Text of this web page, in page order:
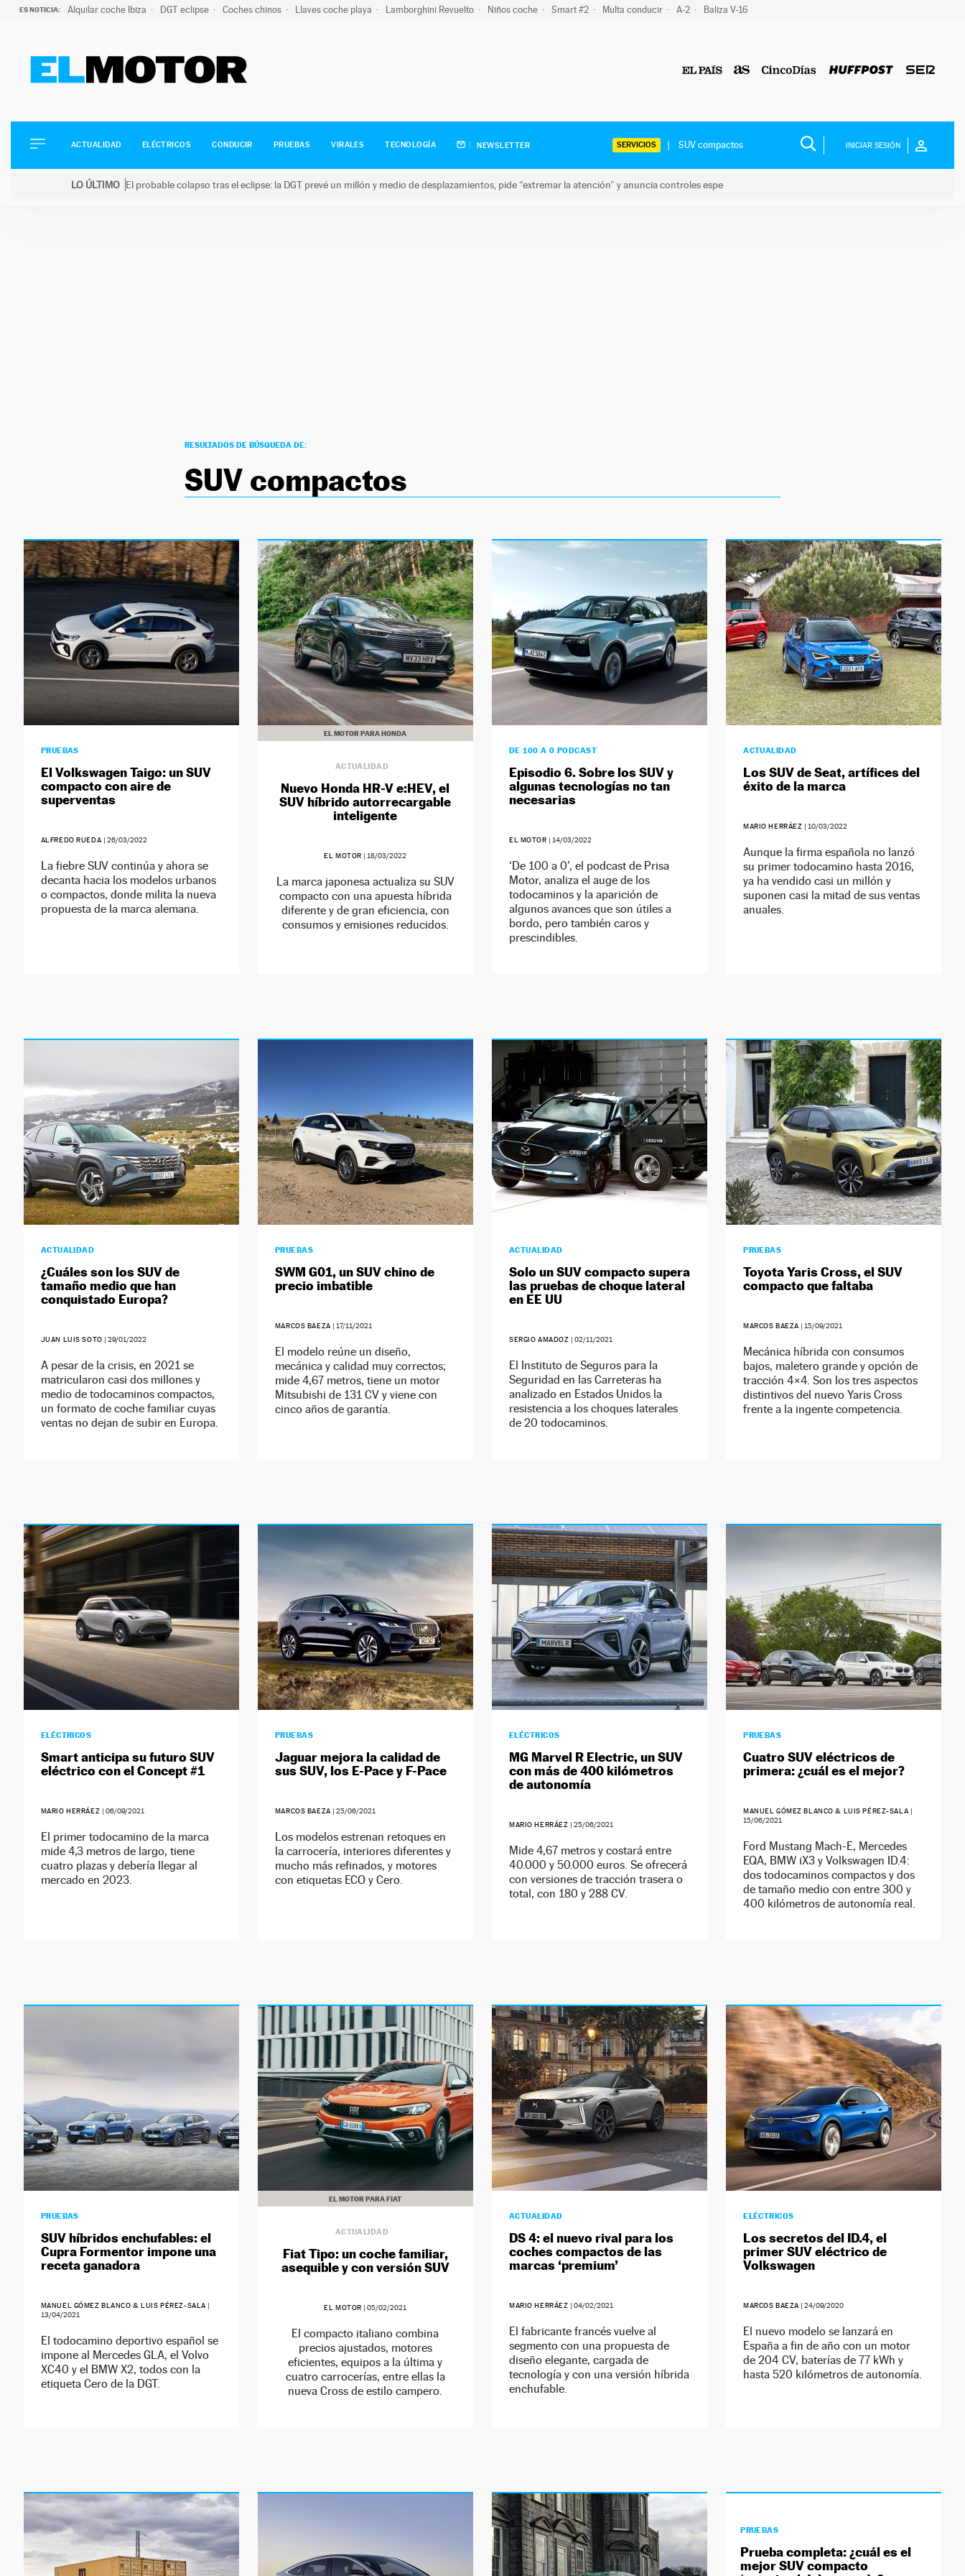
ES NOTICIA: Alquilar coche Ibiza DGT eclipse Coches chinos Llaves coche playa Lamborghini Revuelto Niños coche Smart #2 Multa conducir A-2 Baliza V-16
ELÉCTRICOS
CONDUCIR
ACTUALIDAD ELÉCTRICOS CONDUCIR PRUEBAS VIRALES TECNOLOGÍA NEWSLETTER SERVICIOS INICIAR SESIÓN
LO ÚLTIMO El probable colapso tras el eclipse: la DGT prevé un millón y medio de desplazamientos, pide “extremar la atención” y anuncia controles espe
RESULTADOS DE BÚSQUEDA DE:
SUV compactos
PRUEBAS
El Volkswagen Taigo: un SUV
compacto con aire de
superventas
ALFREDO RUEDA | 26/03/2022
La fiebre SUV continúa y ahora se
decanta hacia los modelos urbanos
o compactos, donde milita la nueva
propuesta de la marca alemana.
EL MOTOR PARA HONDA
ACTUALIDAD
Nuevo Honda HR-V e:HEV, el
SUV híbrido autorrecargable
inteligente
EL MOTOR | 18/03/2022
La marca japonesa actualiza su SUV
compacto con una apuesta híbrida
diferente y de gran eficiencia, con
consumos y emisiones reducidos.
DE 100 A 0 PODCAST
Episodio 6. Sobre los SUV y
algunas tecnologías no tan
necesarias
EL MOTOR | 14/03/2022
‘De 100 a 0’, el podcast de Prisa
Motor, analiza el auge de los
todocaminos y la aparición de
algunos avances que son útiles a
bordo, pero también caros y
prescindibles.
ACTUALIDAD
Los SUV de Seat, artífices del
éxito de la marca
MARIO HERRÁEZ | 10/03/2022
Aunque la firma española no lanzó
su primer todocamino hasta 2016,
ya ha vendido casi un millón y
suponen casi la mitad de sus ventas
anuales.
ACTUALIDAD
¿Cuáles son los SUV de
tamaño medio que han
conquistado Europa?
JUAN LUIS SOTO |29/01/2022
A pesar de la crisis, en 2021 se
matricularon casi dos millones y
medio de todocaminos compactos,
un formato de coche familiar cuyas
ventas no dejan de subir en Europa.
PRUEBAS
SWM G01, un SUV chino de
precio imbatible
MARCOS BAEZA | 17/11/2021
El modelo reúne un diseño,
mecánica y calidad muy correctos;
mide 4,67 metros, tiene un motor
Mitsubishi de 131 CV y viene con
cinco años de garantía.
ACTUALIDAD
Solo un SUV compacto supera
las pruebas de choque lateral
en EE UU
SERGIO AMADOZ | 02/11/2021
El Instituto de Seguros para la
Seguridad en las Carreteras ha
analizado en Estados Unidos la
resistencia a los choques laterales
de 20 todocaminos.
PRUEBAS
Toyota Yaris Cross, el SUV
compacto que faltaba
MARCOS BAEZA | 15/09/2021
Mecánica híbrida con consumos
bajos, maletero grande y opción de
tracción 4×4. Son los tres aspectos
distintivos del nuevo Yaris Cross
frente a la ingente competencia.
ELÉCTRICOS
Smart anticipa su futuro SUV
eléctrico con el Concept #1
MARIO HERRÁEZ | 06/09/2021
El primer todocamino de la marca
mide 4,3 metros de largo, tiene
cuatro plazas y debería llegar al
mercado en 2023.
PRUEBAS
Jaguar mejora la calidad de
sus SUV, los E-Pace y F-Pace
MARCOS BAEZA |25/06/2021
Los modelos estrenan retoques en
la carrocería, interiores diferentes y
mucho más refinados, y motores
con etiquetas ECO y Cero.
ELÉCTRICOS
MG Marvel R Electric, un SUV
con más de 400 kilómetros
de autonomía
MARIO HERRÁEZ | 25/06/2021
Mide 4,67 metros y costará entre
40.000 y 50.000 euros. Se ofrecerá
con versiones de tracción trasera o
total, con 180 y 288 CV.
PRUEBAS
Cuatro SUV eléctricos de
primera: ¿cuál es el mejor?
MANUEL GÓMEZ BLANCO & LUIS PÉREZ-SALA |
15/06/2021
Ford Mustang Mach-E, Mercedes
EQA, BMW iX3 y Volkswagen ID.4:
dos todocaminos compactos y dos
de tamaño medio con entre 300 y
400 kilómetros de autonomía real.
PRUEBAS
SUV híbridos enchufables: el
Cupra Formentor impone una
receta ganadora
MANUEL GÓMEZ BLANCO & LUIS PÉREZ-SALA |
13/04/2021
El todocamino deportivo español se
impone al Mercedes GLA, el Volvo
XC40 y el BMW X2, todos con la
etiqueta Cero de la DGT.
EL MOTOR PARA FIAT
ACTUALIDAD
Fiat Tipo: un coche familiar,
asequible y con versión SUV
EL MOTOR |05/02/2021
El compacto italiano combina
precios ajustados, motores
eficientes, equipos a la última y
cuatro carrocerías, entre ellas la
nueva Cross de estilo campero.
ACTUALIDAD
DS 4: el nuevo rival para los
coches compactos de las
marcas ‘premium’
MARIO HERRÁEZ | 04/02/2021
El fabricante francés vuelve al
segmento con una propuesta de
diseño elegante, cargada de
tecnología y con una versión híbrida
enchufable.
ELÉCTRICOS
Los secretos del ID.4, el
primer SUV eléctrico de
Volkswagen
MARCOS BAEZA |24/09/2020
El nuevo modelo se lanzará en
España a fin de año con un motor
de 204 CV, baterías de 77 kWh y
hasta 520 kilómetros de autonomía.
PRUEBAS
Prueba completa: ¿cuál es el
mejor SUV compacto